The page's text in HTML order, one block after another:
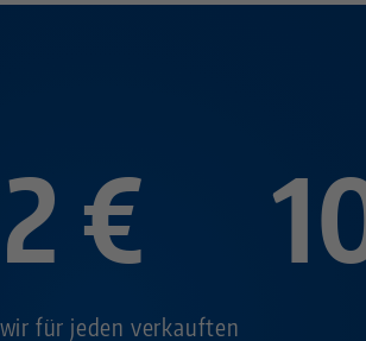
2 €
für jeden verkauften